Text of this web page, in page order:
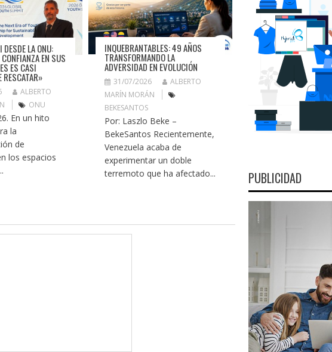
DESDE LA ONU:
EN SUS
ES CASI
RESCATAR»
ALBERTO
ONU
En un hito
la
de
los espacios
INQUEBRANTABLES: 49 AÑOS
TRANSFORMANDO LA
ADVERSIDAD EN EVOLUCIÓN
31/07/2026
ALBERTO
MARÍN MORÁN
BEKESANTOS
Por: Laszlo Beke –
BekeSantos Recientemente,
Venezuela acaba de
experimentar un doble
terremoto que ha afectado...
PUBLICIDAD